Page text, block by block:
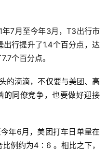
7月至今年3月，T3出行市
行提升了1.4个百分点，达
个百分点。
的滴滴，不仅要与美团、高
同僚竞争，也要做好迎接
年6月，美团打车日单量在
例约为4∶6 。相比之下，